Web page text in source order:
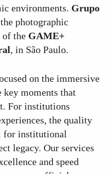
environments. Grupo
photographic
of the GAME+
, in São Paulo.
on the immersive
moments that
For institutions
the quality
for institutional
legacy. Our services
and speed